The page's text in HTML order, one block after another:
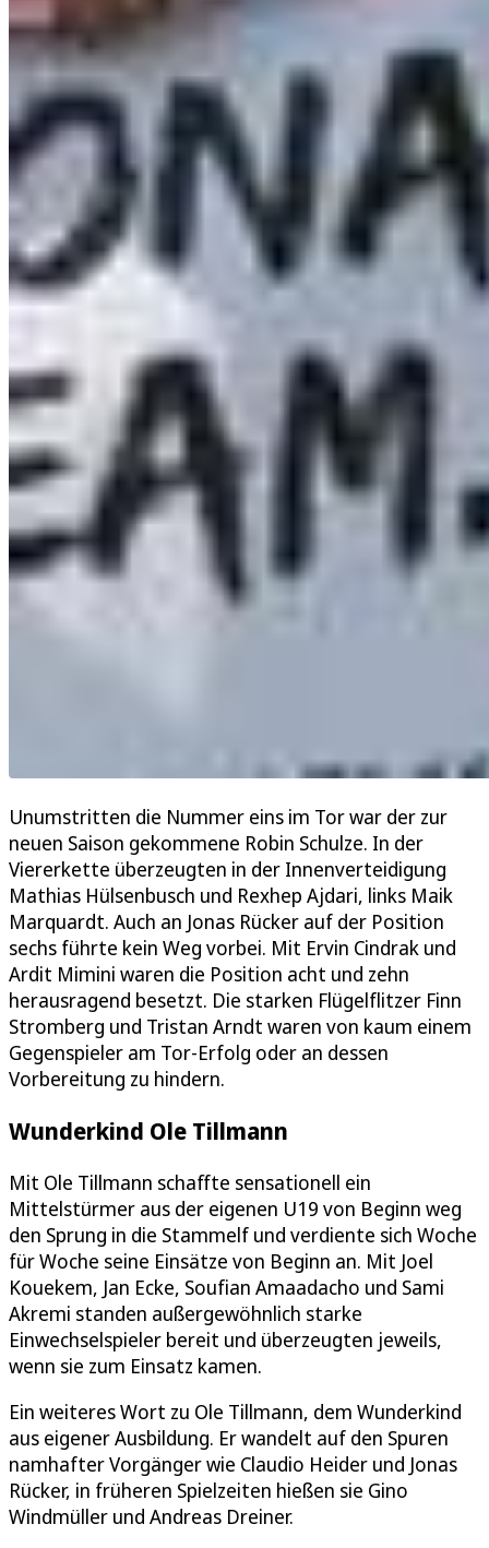
Unumstritten die Nummer eins im Tor war der zur
neuen Saison gekommene Robin Schulze. In der
Viererkette überzeugten in der Innenverteidigung
Mathias Hülsenbusch und Rexhep Ajdari, links Maik
Marquardt. Auch an Jonas Rücker auf der Position
sechs führte kein Weg vorbei. Mit Ervin Cindrak und
Ardit Mimini waren die Position acht und zehn
herausragend besetzt. Die starken Flügelflitzer Finn
Stromberg und Tristan Arndt waren von kaum einem
Gegenspieler am Tor-Erfolg oder an dessen
Vorbereitung zu hindern.
Wunderkind Ole Tillmann
Mit Ole Tillmann schaffte sensationell ein
Mittelstürmer aus der eigenen U19 von Beginn weg
den Sprung in die Stammelf und verdiente sich Woche
für Woche seine Einsätze von Beginn an. Mit Joel
Kouekem, Jan Ecke, Soufian Amaadacho und Sami
Akremi standen außergewöhnlich starke
Einwechselspieler bereit und überzeugten jeweils,
wenn sie zum Einsatz kamen.
Ein weiteres Wort zu Ole Tillmann, dem Wunderkind
aus eigener Ausbildung. Er wandelt auf den Spuren
namhafter Vorgänger wie Claudio Heider und Jonas
Rücker, in früheren Spielzeiten hießen sie Gino
Windmüller und Andreas Dreiner.